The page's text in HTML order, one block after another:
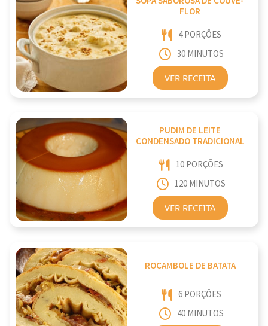
FLOR
4 PORÇÕES
30 MINUTOS
VER RECEITA
PUDIM DE LEITE
CONDENSADO TRADICIONAL
10 PORÇÕES
120 MINUTOS
VER RECEITA
ROCAMBOLE DE BATATA
6 PORÇÕES
40 MINUTOS